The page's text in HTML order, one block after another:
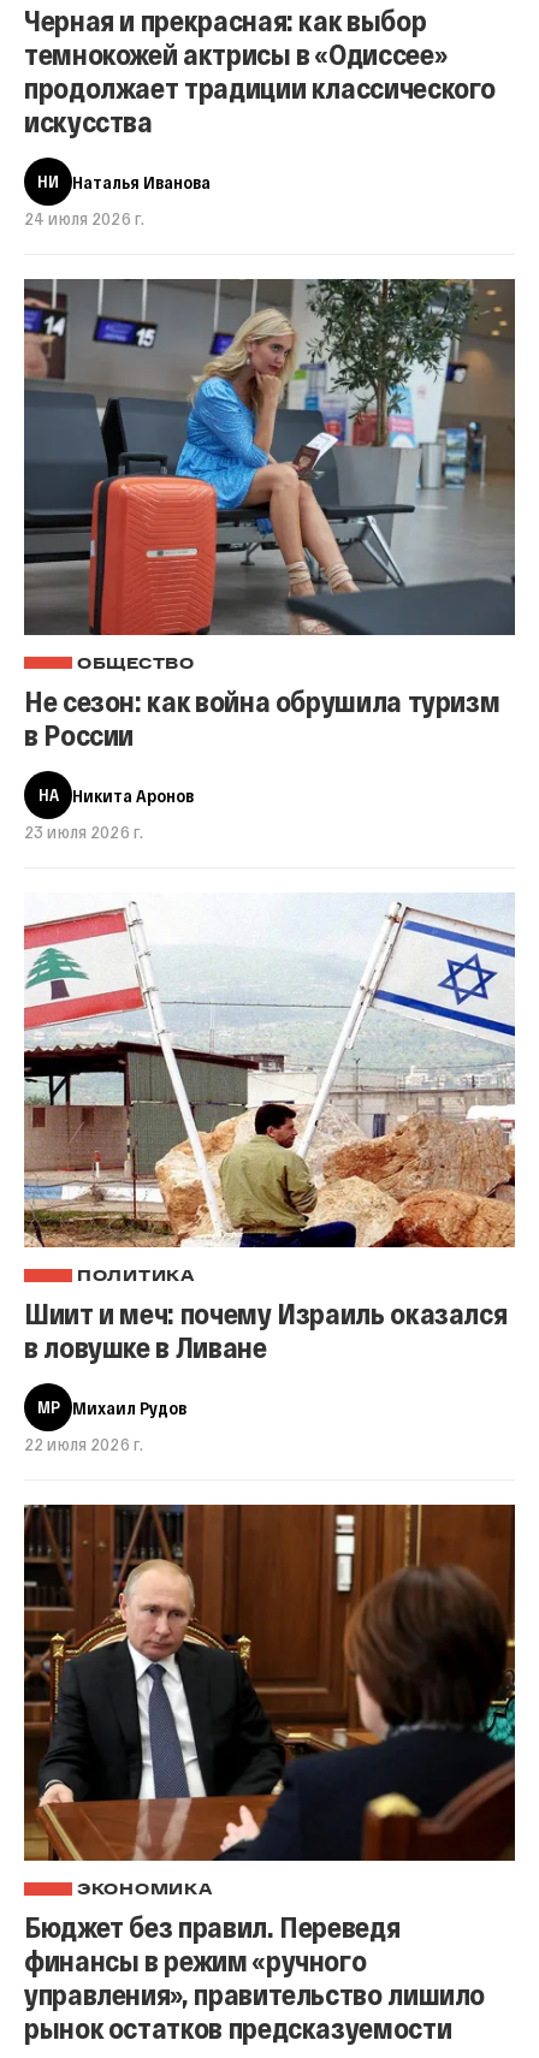
Черная и прекрасная: как выбор
темнокожей актрисы в «Одиссее»
продолжает традиции классического
искусства
НИ
Наталья Иванова
24 июля 2026 г.
ОБЩЕСТВО
Не сезон: как война обрушила туризм
в России
НА
Никита Аронов
23 июля 2026 г.
ПОЛИТИКА
Шиит и меч: почему Израиль оказался
в ловушке в Ливане
МР
Михаил Рудов
22 июля 2026 г.
ЭКОНОМИКА
Бюджет без правил. Переведя
финансы в режим «ручного
управления», правительство лишило
рынок остатков предсказуемости